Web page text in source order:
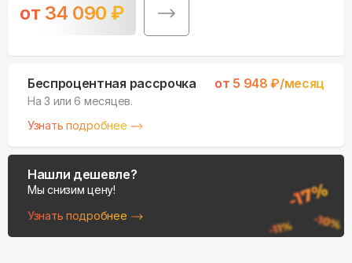
от 34 090 ₽
Беспроцентная рассрочка от 5 948 ₽/месяц
На 3 или 6 месяцев.
Узнать подробнее
Нашли дешевле?
Мы снизим цену!
Узнать подробнее